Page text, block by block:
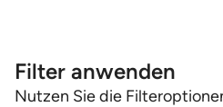
Filter anwenden
Nutzen Sie die